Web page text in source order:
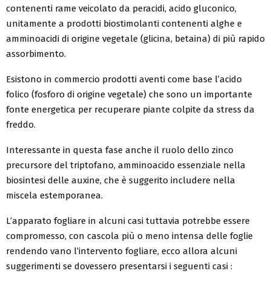
contenenti rame veicolato da peracidi, acido gluconico,
unitamente a prodotti biostimolanti contenenti alghe e
amminoacidi di origine vegetale (glicina, betaina) di più rapido
assorbimento.
Esistono in commercio prodotti aventi come base l’acido
folico (fosforo di origine vegetale) che sono un importante
fonte energetica per recuperare piante colpite da stress da
freddo.
Interessante in questa fase anche il ruolo dello zinco
precursore del triptofano, amminoacido essenziale nella
biosintesi delle auxine, che è suggerito includere nella
miscela estemporanea.
L’apparato fogliare in alcuni casi tuttavia potrebbe essere
compromesso, con cascola più o meno intensa delle foglie
rendendo vano l’intervento fogliare, ecco allora alcuni
suggerimenti se dovessero presentarsi i seguenti casi :